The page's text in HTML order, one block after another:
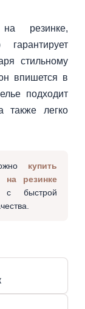
резинке,
стильному
впишется в
подходит
также легко
купить
на резинке
быстрой